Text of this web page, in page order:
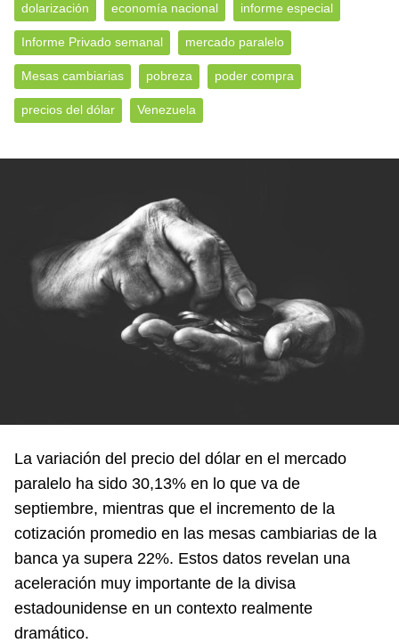
dolarización economía nacional informe especial
Informe Privado semanal mercado paralelo
Mesas cambiarias pobreza poder compra
precios del dólar Venezuela
La variación del precio del dólar en el mercado
paralelo ha sido 30,13% en lo que va de
septiembre, mientras que el incremento de la
cotización promedio en las mesas cambiarias de la
banca ya supera 22%. Estos datos revelan una
aceleración muy importante de la divisa
estadounidense en un contexto realmente
dramático.